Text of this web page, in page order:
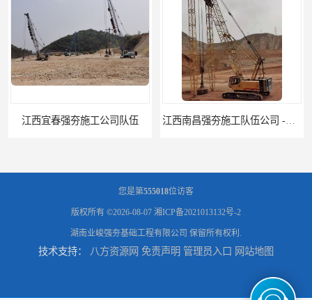
江西南昌强夯施工队伍公司 -湖南业峻强夯基础工程
湖南强夯施工公司 湖南怀化强夯施工队伍公司厂房地基强夯施工
您是第555018位访客
版权所有 ©2026-08-07 湘ICP备2021013132号-2
湖南业峻强夯基础工程有限公司 保留所有权利.
技术支持： 八方资源网 免责声明 管理员入口 网站地图